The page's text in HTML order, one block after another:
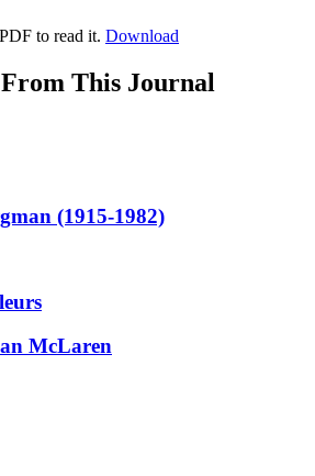
to read it. Download
This Journal
(1915-1982)
McLaren